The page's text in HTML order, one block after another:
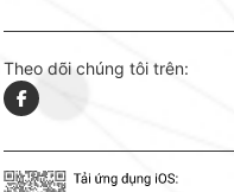
Theo dõi chúng tôi trên: